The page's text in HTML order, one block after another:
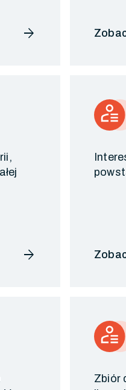
arrow_forward
arrow_forward
Zbiór